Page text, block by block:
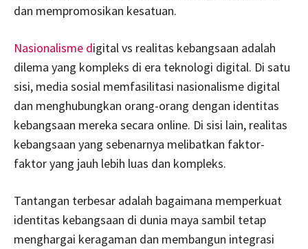
dan mempromosikan kesatuan.
Nasionalisme digital vs realitas kebangsaan adalah
dilema yang kompleks di era teknologi digital. Di satu
sisi, media sosial memfasilitasi nasionalisme digital
dan menghubungkan orang-orang dengan identitas
kebangsaan mereka secara online. Di sisi lain, realitas
kebangsaan yang sebenarnya melibatkan faktor-
faktor yang jauh lebih luas dan kompleks.
Tantangan terbesar adalah bagaimana memperkuat
identitas kebangsaan di dunia maya sambil tetap
menghargai keragaman dan membangun integrasi